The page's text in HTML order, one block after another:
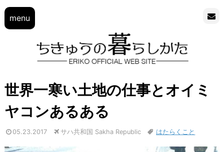
menu
世界一寒い土地の仕事とオイミ
ヤコンあるある
05.23.2017 サハ共和国 Sakha Republic はたらくこと